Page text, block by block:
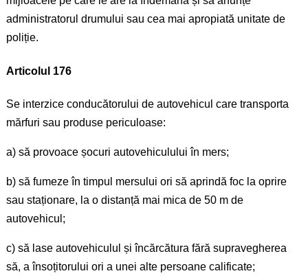
administratorul drumului sau cea mai apropiată unitate de
poliție.
Articolul 176
Se interzice conducătorului de autovehicul care transporta
mărfuri sau produse periculoase:
a) să provoace șocuri autovehiculului în mers;
b) să fumeze în timpul mersului ori să aprindă foc la oprire
sau staționare, la o distanță mai mica de 50 m de
autovehicul;
c) să lase autovehiculul și încărcătura fără supravegherea
să, a însoțitorului ori a unei alte persoane calificate;